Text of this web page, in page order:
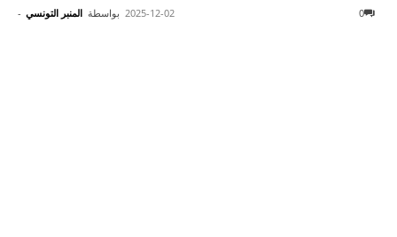
بواسطة المنبر التونسي - 2025-12-02 0